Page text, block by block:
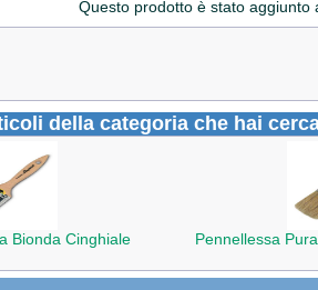
Questo prodotto è stato aggiunto
della categoria che hai
Bionda Cinghiale Pennellessa